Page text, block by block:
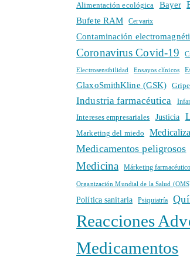
Alimentación ecológica Bayer
Bufete RAM Cervarix
Contaminación
Coronavirus Covid-19
Electrosensibilidad Ensayos clínicos
GlaxoSmithKline (GSK) Gripe
Industria farmacéutica
Intereses empresariales Justicia
Marketing del miedo
Medicamentos peligrosos
Medicina Márketing farmacéutico
Organización Mundial de la Salud
Política sanitaria Psiquiatría
Reacciones
Medicamentos